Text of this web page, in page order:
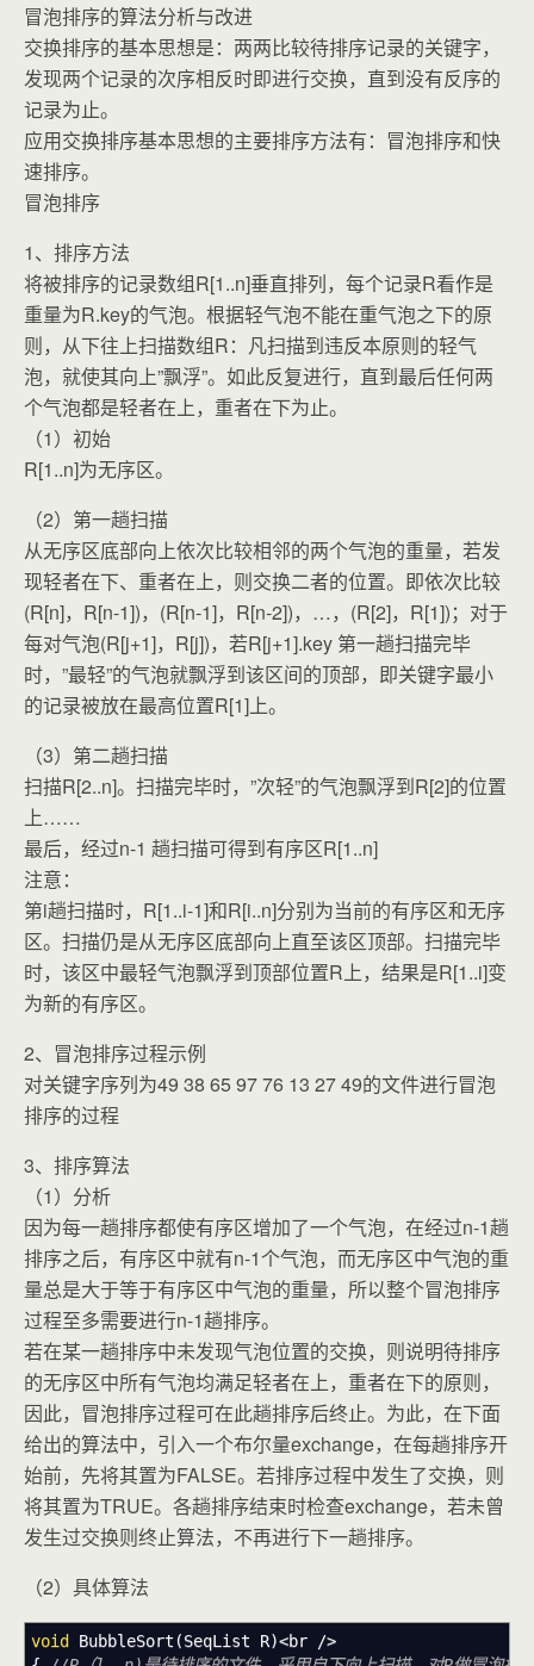
冒泡排序的算法分析与改进
交换排序的基本思想是：两两比较待排序记录的关键字，
发现两个记录的次序相反时即进行交换，直到没有反序的
记录为止。
应用交换排序基本思想的主要排序方法有：冒泡排序和快
速排序。
冒泡排序
1、排序方法
将被排序的记录数组R[1..n]垂直排列，每个记录R看作是
重量为R.key的气泡。根据轻气泡不能在重气泡之下的原
则，从下往上扫描数组R：凡扫描到违反本原则的轻气
泡，就使其向上”飘浮”。如此反复进行，直到最后任何两
个气泡都是轻者在上，重者在下为止。
（1）初始
R[1..n]为无序区。
（2）第一趟扫描
从无序区底部向上依次比较相邻的两个气泡的重量，若发
现轻者在下、重者在上，则交换二者的位置。即依次比较
(R[n]，R[n-1])，(R[n-1]，R[n-2])，…，(R[2]，R[1])；对于
每对气泡(R[j+1]，R[j])，若R[j+1].key 第一趟扫描完毕
时，”最轻”的气泡就飘浮到该区间的顶部，即关键字最小
的记录被放在最高位置R[1]上。
（3）第二趟扫描
扫描R[2..n]。扫描完毕时，”次轻”的气泡飘浮到R[2]的位置
上……
最后，经过n-1 趟扫描可得到有序区R[1..n]
注意：
第i趟扫描时，R[1..i-1]和R[i..n]分别为当前的有序区和无序
区。扫描仍是从无序区底部向上直至该区顶部。扫描完毕
时，该区中最轻气泡飘浮到顶部位置R上，结果是R[1..i]变
为新的有序区。
2、冒泡排序过程示例
对关键字序列为49 38 65 97 76 13 27 49的文件进行冒泡
排序的过程
3、排序算法
（1）分析
因为每一趟排序都使有序区增加了一个气泡，在经过n-1趟
排序之后，有序区中就有n-1个气泡，而无序区中气泡的重
量总是大于等于有序区中气泡的重量，所以整个冒泡排序
过程至多需要进行n-1趟排序。
若在某一趟排序中未发现气泡位置的交换，则说明待排序
的无序区中所有气泡均满足轻者在上，重者在下的原则，
因此，冒泡排序过程可在此趟排序后终止。为此，在下面
给出的算法中，引入一个布尔量exchange，在每趟排序开
始前，先将其置为FALSE。若排序过程中发生了交换，则
将其置为TRUE。各趟排序结束时检查exchange，若未曾
发生过交换则终止算法，不再进行下一趟排序。
（2）具体算法
void BubbleSort (SeqList R)<br
/>